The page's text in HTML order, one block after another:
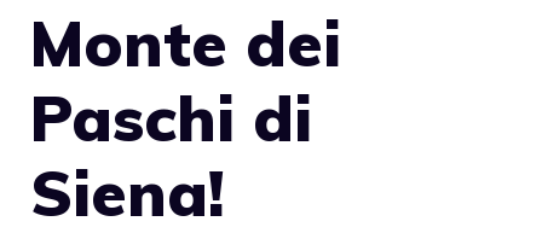
Monte dei
Paschi di
Siena!